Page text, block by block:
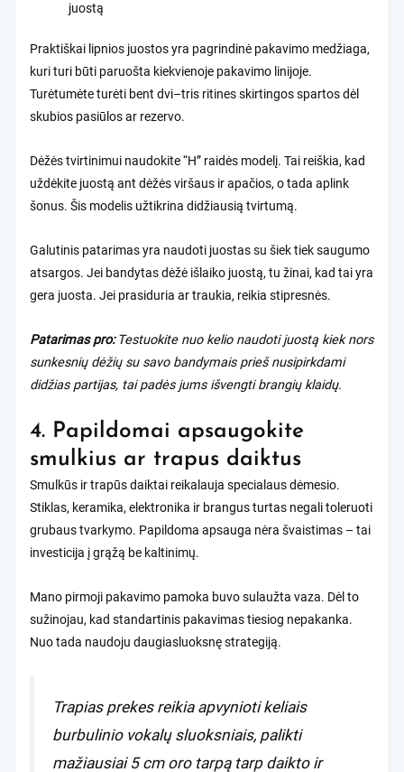
juostą
Praktiškai lipnios juostos yra pagrindinė pakavimo medžiaga,
kuri turi būti paruošta kiekvienoje pakavimo linijoje.
Turėtumėte turėti bent dvi–tris ritines skirtingos spartos dėl
skubios pasiūlos ar rezervo.
Dėžės tvirtinimui naudokite “H” raidės modelį. Tai reiškia, kad
uždėkite juostą ant dėžės viršaus ir apačios, o tada aplink
šonus. Šis modelis užtikrina didžiausią tvirtumą.
Galutinis patarimas yra naudoti juostas su šiek tiek saugumo
atsargos. Jei bandytas dėžė išlaiko juostą, tu žinai, kad tai yra
gera juosta. Jei prasiduria ar traukia, reikia stipresnės.
Patarimas pro: Testuokite nuo kelio naudoti juostą kiek nors
sunkesnių dėžių su savo bandymais prieš nusipirkdami
didžias partijas, tai padės jums išvengti brangių klaidų.
4. Papildomai apsaugokite
smulkius ar trapus daiktus
Smulkūs ir trapūs daiktai reikalauja specialaus dėmesio.
Stiklas, keramika, elektronika ir brangus turtas negali toleruoti
grubaus tvarkymo. Papildoma apsauga nėra švaistimas – tai
investicija į grąžą be kaltinimų.
Mano pirmoji pakavimo pamoka buvo sulaužta vaza. Dėl to
sužinojau, kad standartinis pakavimas tiesiog nepakanka.
Nuo tada naudoju daugiasluoksnę strategiją.
Trapias prekes reikia apvynioti keliais
burbulinio vokalų sluoksniais, palikti
mažiausiai 5 cm oro tarpą tarp daikto ir